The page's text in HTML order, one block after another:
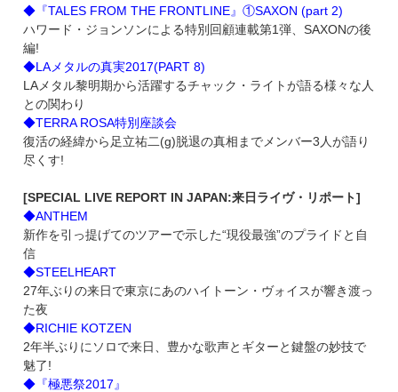
◆『TALES FROM THE FRONTLINE』①SAXON (part 2)
ハワード・ジョンソンによる特別回顧連載第1弾、SAXONの後
編!
◆LAメタルの真実2017(PART 8)
LAメタル黎明期から活躍するチャック・ライトが語る様々な人
との関わり
◆TERRA ROSA特別座談会
復活の経緯から足立祐二(g)脱退の真相までメンバー3人が語り
尽くす!
[SPECIAL LIVE REPORT IN JAPAN:来日ライヴ・リポート]
◆ANTHEM
新作を引っ提げてのツアーで示した“現役最強”のプライドと自
信
◆STEELHEART
27年ぶりの来日で東京にあのハイトーン・ヴォイスが響き渡っ
た夜
◆RICHIE KOTZEN
2年半ぶりにソロで来日、豊かな歌声とギターと鍵盤の妙技で
魅了!
◆『極悪祭2017』